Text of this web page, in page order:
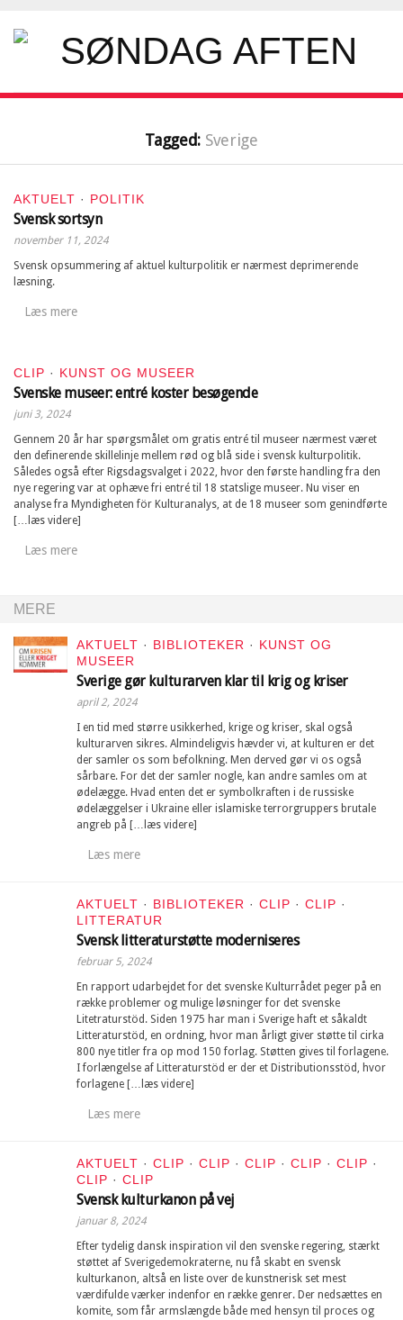
Tagged: Sverige
AKTUELT · POLITIK
Svensk sortsyn
november 11, 2024
Svensk opsummering af aktuel kulturpolitik er nærmest deprimerende
læsning.
Læs mere
CLIP · KUNST OG MUSEER
Svenske museer: entré koster besøgende
juni 3, 2024
Gennem 20 år har spørgsmålet om gratis entré til museer nærmest været
den definerende skillelinje mellem rød og blå side i svensk kulturpolitik.
Således også efter Rigsdagsvalget i 2022, hvor den første handling fra den
nye regering var at ophæve fri entré til 18 statslige museer. Nu viser en
analyse fra Myndigheten för Kulturanalys, at de 18 museer som genindførte
[…læs videre]
Læs mere
MERE
AKTUELT · BIBLIOTEKER · KUNST OG
MUSEER
Sverige gør kulturarven klar til krig og kriser
april 2, 2024
I en tid med større usikkerhed, krige og kriser, skal også
kulturarven sikres. Almindeligvis hævder vi, at kulturen er det
der samler os som befolkning. Men derved gør vi os også
sårbare. For det der samler nogle, kan andre samles om at
ødelægge. Hvad enten det er symbolkraften i de russiske
ødelæggelser i Ukraine eller islamiske terrorgruppers brutale
angreb på […læs videre]
Læs mere
AKTUELT · BIBLIOTEKER · CLIP · CLIP ·
LITTERATUR
Svensk litteraturstøtte moderniseres
februar 5, 2024
En rapport udarbejdet for det svenske Kulturrådet peger på en
række problemer og mulige løsninger for det svenske
Litetraturstöd. Siden 1975 har man i Sverige haft et såkaldt
Litteraturstöd, en ordning, hvor man årligt giver støtte til cirka
800 nye titler fra op mod 150 forlag. Støtten gives til forlagene.
I forlængelse af Litteraturstöd er der et Distributionsstöd, hvor
forlagene […læs videre]
Læs mere
AKTUELT · CLIP · CLIP · CLIP · CLIP · CLIP ·
CLIP · CLIP
Svensk kulturkanon på vej
januar 8, 2024
Efter tydelig dansk inspiration vil den svenske regering, stærkt
støttet af Sverigedemokraterne, nu få skabt en svensk
kulturkanon, altså en liste over de kunstnerisk set mest
værdifulde værker indenfor en række genrer. Der nedsættes en
komite, som får armslængde både med hensyn til proces og